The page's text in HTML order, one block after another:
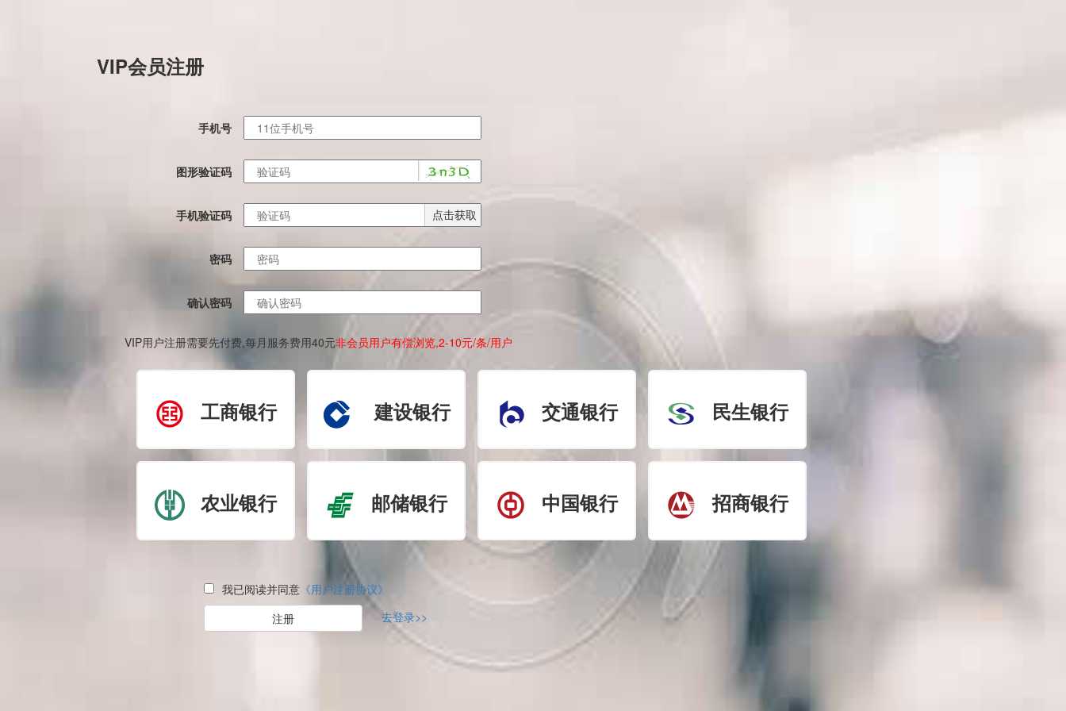
VIP会员注册
手机号
图形验证码
手机验证码 点击获取
密码
确认密码
VIP用户注册需要先付费,每月服务费用40元非会员用户有偿浏览,2-10元/条/用户
工商银行 建设银行 交通银行 民生银行
农业银行 邮储银行 中国银行 招商银行
我已阅读并同意 《用户注册协议》
注册
去登录>>